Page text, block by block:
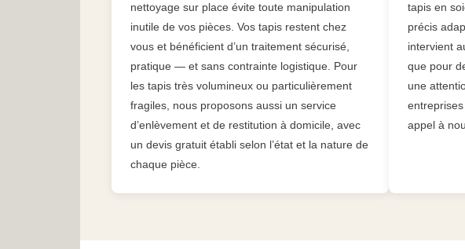
nettoyage sur place évite toute manipulation
inutile de vos pièces. Vos tapis restent chez
vous et bénéficient d’un traitement sécurisé,
pratique — et sans contrainte logistique. Pour
les tapis très volumineux ou particulièrement
fragiles, nous proposons aussi un service
d’enlèvement et de restitution à domicile, avec
un devis gratuit établi selon l’état et la nature de
chaque pièce.
tapis en
précis
intervient
que pour
une
appel à